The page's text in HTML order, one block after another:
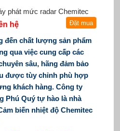
phát mức radar Chemitec
hệ
đến chất lượng sản phẩm
qua việc cung cấp các
sâu, hãng đảm bảo
được tùy chỉnh phù hợp
khách hàng. Công ty
Phú Quý tự hào là nhà
biến nhiệt độ Chemitec